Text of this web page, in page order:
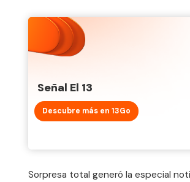
Señal El 13
Descubre más en 13Go
Sorpresa total generó la especial